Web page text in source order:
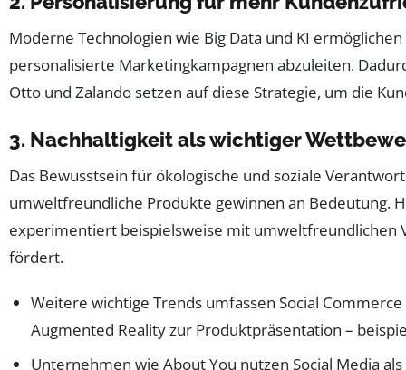
Moderne Technologien wie Big Data und KI
personalisierte Marketingkampagnen abzuleiten.
Otto und Zalando setzen auf diese Strategie, um die
3. Nachhaltigkeit als wichtiger
Das Bewusstsein für ökologische und soziale
umweltfreundliche Produkte gewinnen an Bedeutung.
experimentiert beispielsweise mit umweltfreundlichen
fördert.
Weitere wichtige Trends umfassen Social
Augmented Reality zur Produktpräsentation –
Unternehmen wie About You nutzen Social Media